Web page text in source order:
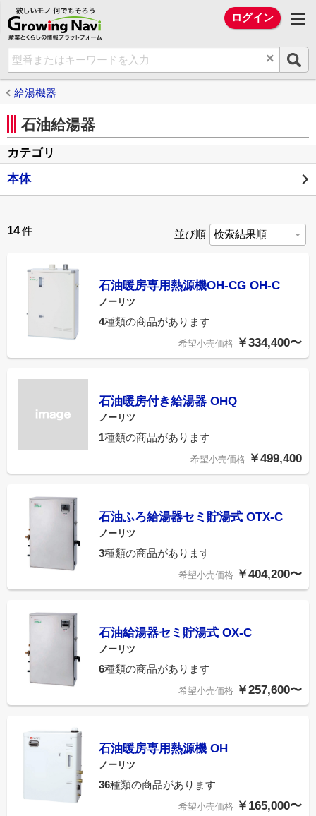
欲しいモノ 何でもそろう Growing Navi（
ログイン
×
給湯機器
石油給湯器
カテゴリ
本体
14件 並び順
石油暖房専用熱源機OH-CG OH-C
ノーリツ
4種類の商品があります
希望小売価格 ￥334,400〜
石油暖房付き給湯器 OHQ
ノーリツ
1種類の商品があります
希望小売価格 ￥499,400
石油ふろ給湯器セミ貯湯式 OTX-C
ノーリツ
3種類の商品があります
希望小売価格 ￥404,200〜
石油給湯器セミ貯湯式 OX-C
ノーリツ
6種類の商品があります
希望小売価格 ￥257,600〜
石油暖房専用熱源機 OH
ノーリツ
36種類の商品があります
希望小売価格 ￥165,000〜